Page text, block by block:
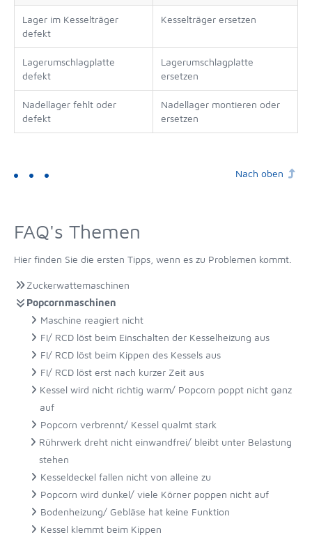
Lager im Kesselträger
defekt
Kesselträger ersetzen
Lagerumschlagplatte
defekt
Lagerumschlagplatte
ersetzen
Nadellager fehlt oder
defekt
Nadellager montieren oder
ersetzen
Nach oben
FAQ's Themen
Hier finden Sie die ersten Tipps, wenn es zu Problemen kommt.
Zuckerwattemaschinen
Popcornmaschinen
Maschine reagiert nicht
FI/ RCD löst beim Einschalten der Kesselheizung aus
FI/ RCD löst beim Kippen des Kessels aus
FI/ RCD löst erst nach kurzer Zeit aus
Kessel wird nicht richtig warm/ Popcorn poppt nicht ganz
auf
Popcorn verbrennt/ Kessel qualmt stark
Rührwerk dreht nicht einwandfrei/ bleibt unter Belastung
stehen
Kesseldeckel fallen nicht von alleine zu
Popcorn wird dunkel/ viele Körner poppen nicht auf
Bodenheizung/ Gebläse hat keine Funktion
Kessel klemmt beim Kippen